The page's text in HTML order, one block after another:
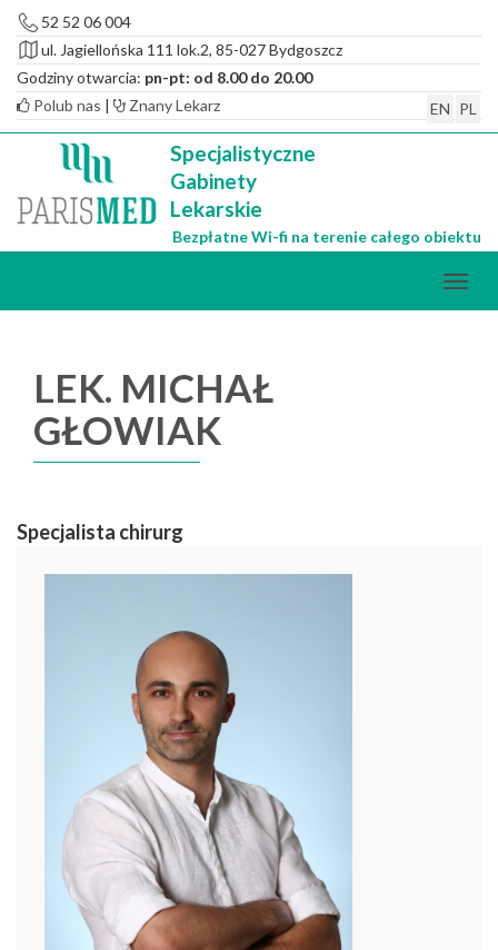
52 52 06 004
ul. Jagiellońska 111 lok.2, 85-027 Bydgoszcz
Godziny otwarcia: pn-pt: od 8.00 do 20.00
Polub nas | Znany Lekarz PL
EN
Specjalistyczne
Gabinety
Lekarskie
Bezpłatne Wi-fi na terenie całego obiektu
LEK. MICHAŁ
GŁOWIAK
Specjalista chirurg